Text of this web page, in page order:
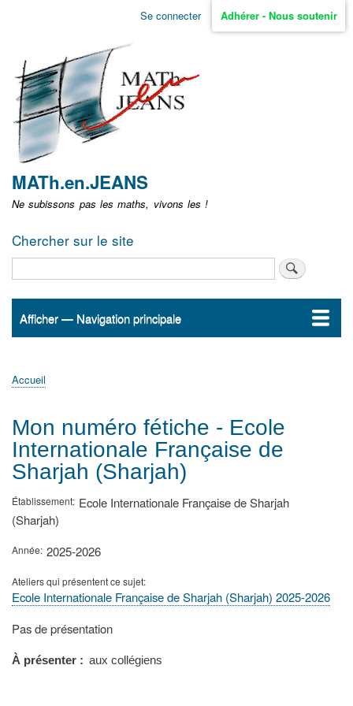
Aller
non
identifié
Se connecter Adhérer - Nous soutenir
MATh.en.JEANS
Ne subissons pas les maths, vivons les !
Chercher sur le site
Navigation
Afficher — Navigation principale
Accueil
ActualitésMATh.en.JEANS ?
Régions et Ateliers
Créer, gérer un atelier
Sujets/Publications
Congrès
d'Ariane
Accueil
Mon numéro fétiche - Ecole
Internationale Française de
Sharjah (Sharjah)
Établissement Ecole Internationale Française de Sharjah
(Sharjah)
Année 2025-2026
Ateliers qui présentent ce sujet
Ecole Internationale Française de Sharjah (Sharjah) 2025-2026
Type
présentation
Pas de présentation
À présenter aux collégiens